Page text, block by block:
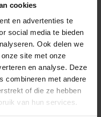
cookies
en advertenties te
social media te bieden
Ook delen we
site met onze
en analyse. Deze
combineren met andere
of die ze hebben
van hun services.